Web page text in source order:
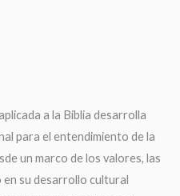
a la Biblia desarrolla
para el entendimiento de la
un marco de los valores, las
su desarrollo cultural